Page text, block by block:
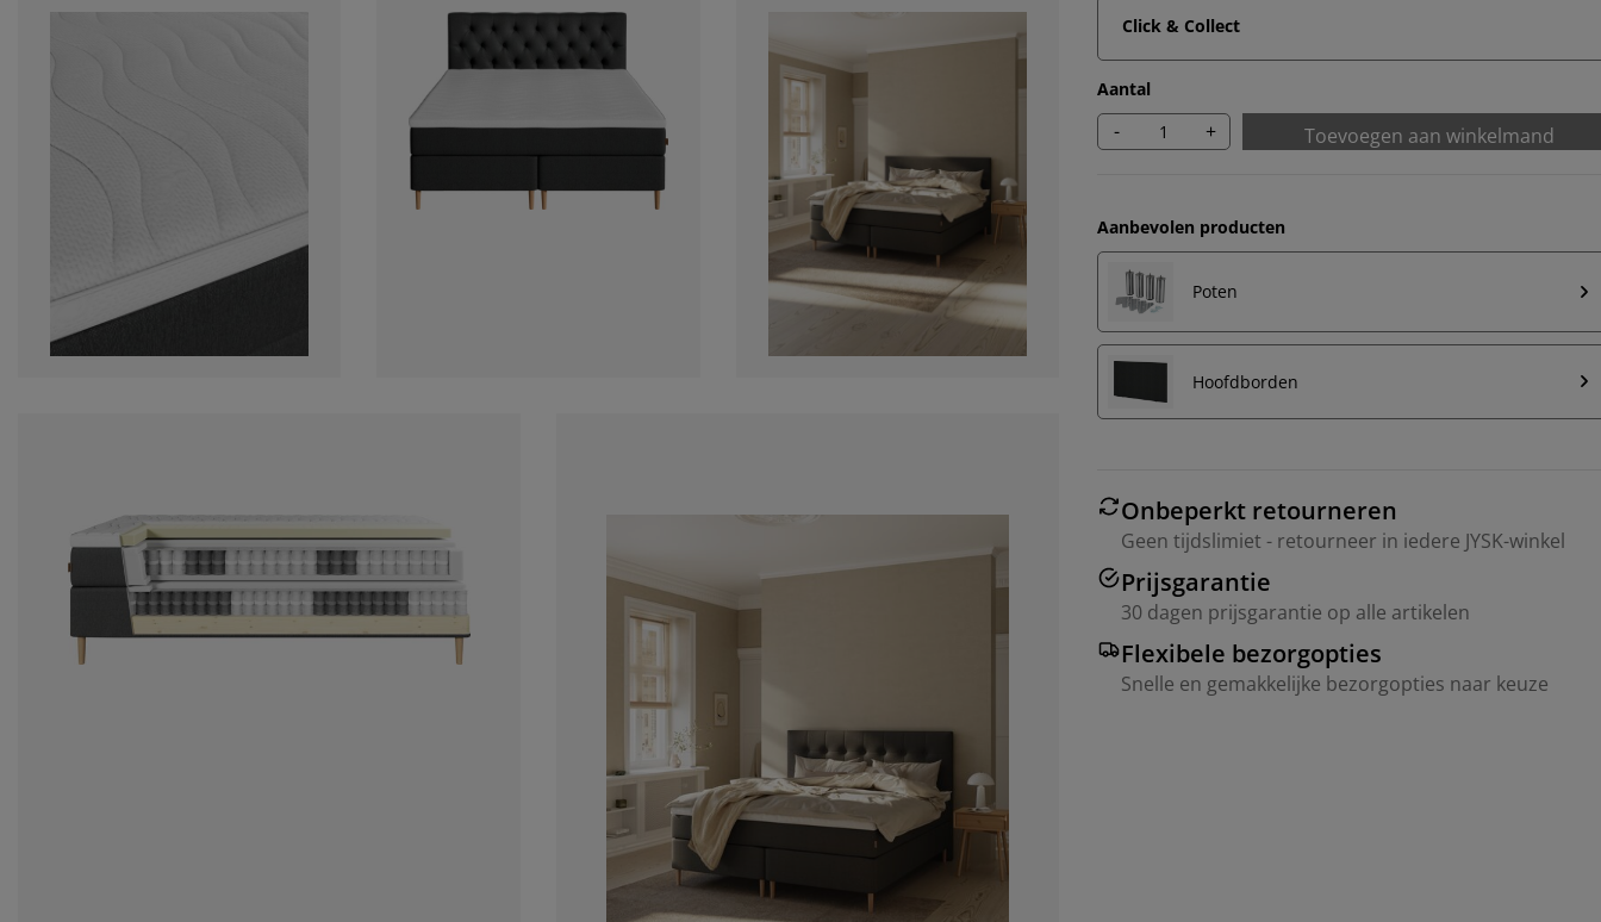
Click & Collect
Aantal
- + Toevoegen aan winkelmand
Aanbevolen producten
Poten
Hoofdborden
Onbeperkt retourneren
Geen tijdslimiet - retourneer in iedere JYSK-winkel
Prijsgarantie
30 dagen prijsgarantie op alle artikelen
Flexibele bezorgopties
Snelle en gemakkelijke bezorgopties naar keuze